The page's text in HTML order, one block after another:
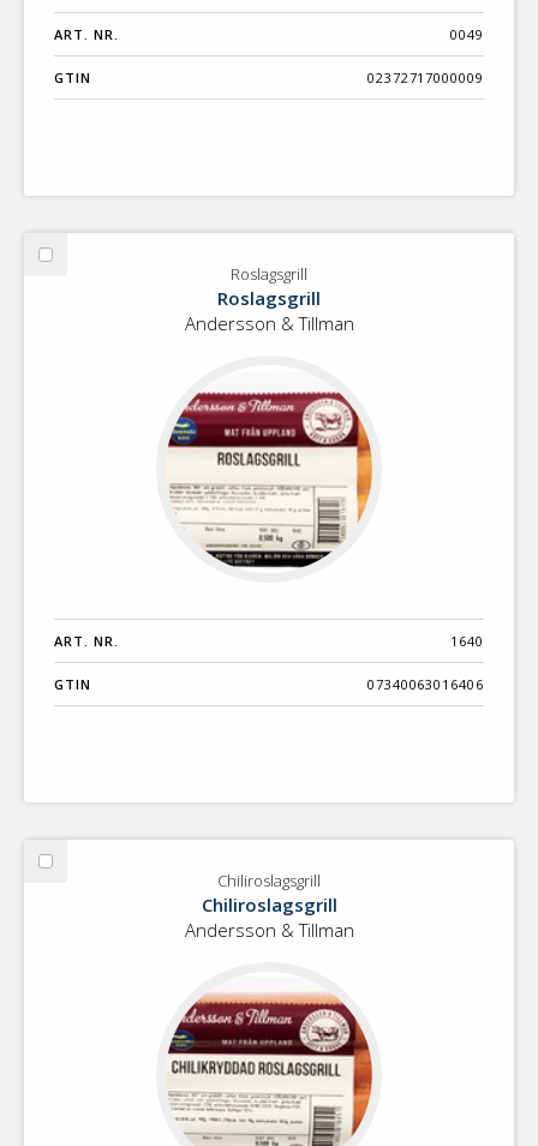
ART. NR. 0049
GTIN 02372717000009
Välj
Roslagsgrill
Roslagsgrill
Andersson & Tillman
ART. NR. 1640
GTIN 07340063016406
Välj
Chiliroslagsgrill
Chiliroslagsgrill
Andersson & Tillman